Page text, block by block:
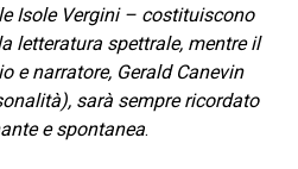
Isole Vergini – costituiscono
letteratura spettrale, mentre il
e narratore, Gerald Canevin
sarà sempre ricordato
e spontanea.